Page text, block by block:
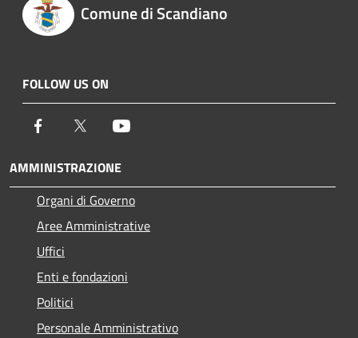
Comune di Scandiano
FOLLOW US ON
Facebook Twitter
AMMINISTRAZIONE
Organi di Governo
Aree Amministrative
Uffici
Enti e fondazioni
Politici
Personale Amministrativo